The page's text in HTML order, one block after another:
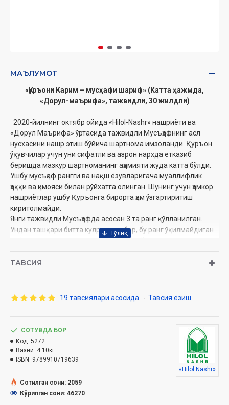
МАЪЛУМОТ
«Қуръони Карим – мусҳафи шариф» (Катта ҳажмда,
«Дорул-маърифа», тажвидли, 30 жилдли)
2020-йилнинг октябр ойида «Hilol-Nashr» нашриёти ва
«Дорул Маърифа» ўртасида тажвидли Мусъҳафнинг асл
нусхасини нашр этиш бўйича шартнома имзоланди. Қуръон
ўқувчилар учун уни сифатли ва азрон нархда етказиб
беришда мазкур шартноманинг аҳамияти жуда катта бўлди.
Ушбу мусъҳаф рангги ва нақш ёзувларигача муаллифлик
ҳаққи ва ҳимояси билан рўйхатга олинган. Шунинг учун ҳамкор
нашриётлар ушбу Қуръонга бирорта ҳам ўзгартиритиш
киритолмайди.
Янги тажвидли Мусъҳафда асосан 3 та ранг қўлланилган.
Ундан ташқари битта кулранг ҳам бор, бу ранг ўқилмайдиган
ҳарфлар учун ишлатилган. Лекин асосий тажвид
яшил ва кўк ранглардир.
Кўк ранг – қалқала ва таҳфимни ифода қилади.
ранг билан 28 та тажвид қоидаси ифодаланган. Шу ва бошқа
сабабларни инобатга олганда ушбу мусъҳаф айниқса
Қуръонга энди тушган ўрганувчилар учун жуда қўл келади.
Ушбу порали Мусҳафнинг бир нечта қулайликлари
мавжуд. Жумладан:
• 30 пора алоҳида қилинган, яъни 30 та китоб бўлади. Бу,
ТАВСИЯ
19 тавсиялари асосида. - Тавсия ёзиш
СОТУВДА БОР
Код: 5272
Вазни: 4.10кг
ISBN: 9789910719639
«Hilol Nashr»
Сотилган сони: 2059
Кўрилган сони: 46270